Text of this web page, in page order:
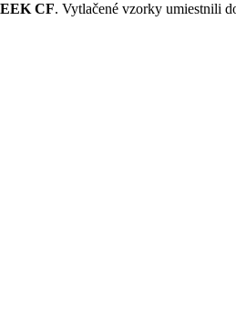
CF. Vytlačené vzorky umiestnili